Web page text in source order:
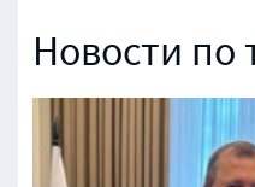
Новости по